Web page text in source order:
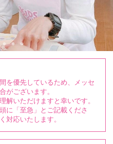
を優先しているため、メッセ
がございます。
解いただけますと幸いです。
に「至急」とご記載くださ
対応いたします。